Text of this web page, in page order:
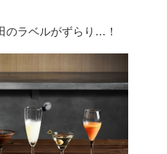
のラベルがずらり…！